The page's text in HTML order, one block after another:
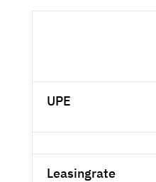
UPE
Leasingrate